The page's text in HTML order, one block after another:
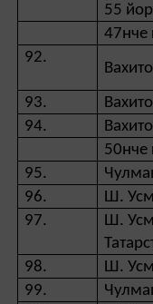
55
47нче
92.
93.
94.
50нче
95.
96.
Ш.
97.
Ш.
98.
Ш.
99.